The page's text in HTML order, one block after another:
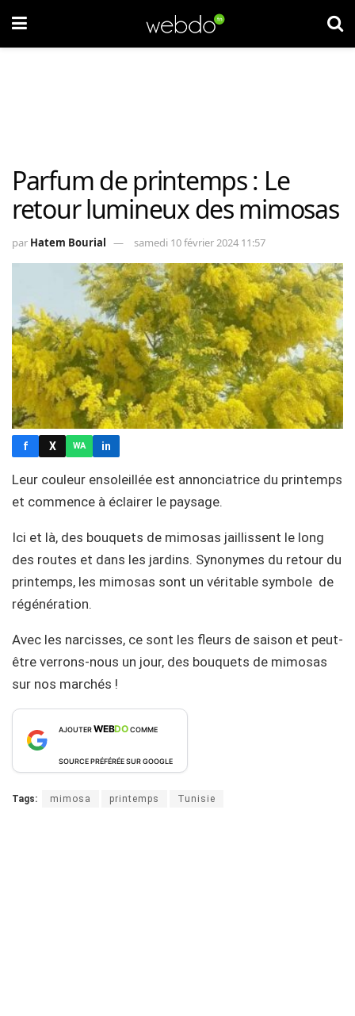
Parfum de printemps : Le
retour lumineux des mimosas
par Hatem Bourial samedi 10 février 2024 11:57
f X WA in
Leur couleur ensoleillée est annonciatrice du printemps
et commence à éclairer le paysage.
Ici et là, des bouquets de mimosas jaillissent le long
des routes et dans les jardins. Synonymes du retour du
printemps, les mimosas sont un véritable symbole de
régénération.
Avec les narcisses, ce sont les fleurs de saison et peut-
être verrons-nous un jour, des bouquets de mimosas
sur nos marchés !
AJOUTERWEBDOCOMME
SOURCE PRÉFÉRÉE SUR GOOGLE
Tags: mimosa printemps Tunisie